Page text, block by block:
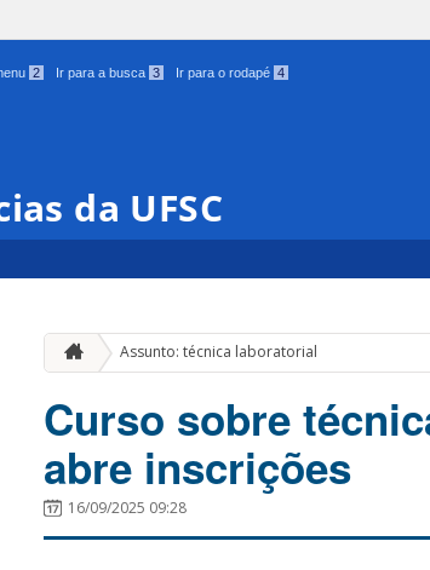
2 Ir para a busca 3 Ir para o rodapé 4
da UFSC
Assunto: técnica laboratorial
Curso sobre
abre inscrições
16/09/2025 09:28